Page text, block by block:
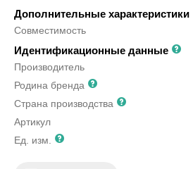
Дополнительные характеристики
Совместимость
Идентификационные данные
Производитель
Родина бренда
Страна производства
Артикул
Ед. изм.